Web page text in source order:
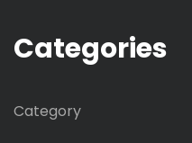
Categories
Category